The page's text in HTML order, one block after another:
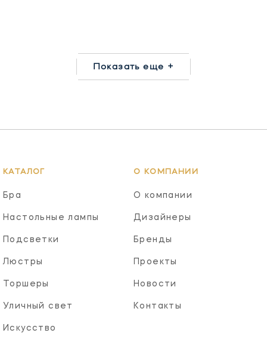
Показать еще +
КАТАЛОГ
Бра
Настольные лампы
Подсветки
Люстры
Торшеры
Уличный свет
Искусство
О КОМПАНИИ
О компании
Дизайнеры
Бренды
Проекты
Новости
Контакты